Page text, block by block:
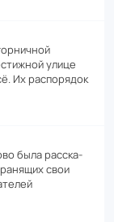
улице
Их распо­рядок
была расска­
свои